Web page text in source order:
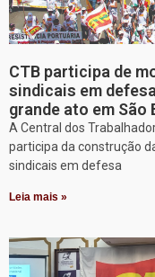
CTB participa de
sindicais em
grande ato em São
A Central dos
participa da construção
sindicais em defesa
Leia mais »